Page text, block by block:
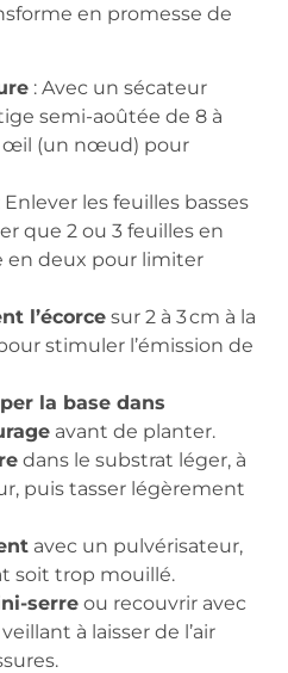
en promesse de
: Avec un sécateur
semi-aoûtée de 8 à
œil (un nœud) pour
Enlever les feuilles basses
que 2 ou 3 feuilles en
en deux pour limiter
l’écorce sur 2 à 3 cm à la
stimuler l’émission de
la base dans
avant de planter.
dans le substrat léger, à
puis tasser légèrement
avec un pulvérisateur,
soit trop mouillé.
serre ou recouvrir avec
à laisser de l’air